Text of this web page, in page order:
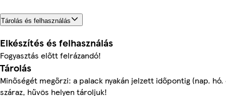
Tárolás és felhasználás
Elkészítés és felhasználás
Fogyasztás előtt felrázandó!
Tárolás
Minőségét megőrzi: a palack nyakán jelzett időpontig (nap.
száraz, hűvös helyen tároljuk!